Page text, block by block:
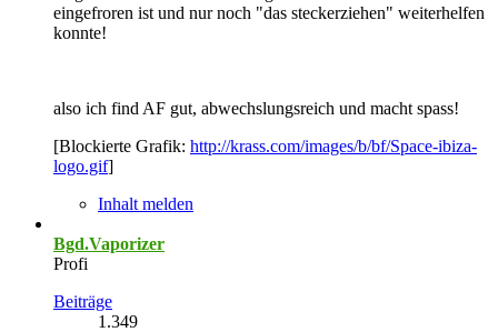
eingefroren ist und nur noch "das steckerziehen" weiterhelfen
konnte!
also ich find AF gut, abwechslungsreich und macht spass!
[Blockierte Grafik: http://krass.com/images/b/bf/Space-ibiza-
logo.gif]
Inhalt melden
Bgd.Vaporizer
Profi
Beiträge
1.349